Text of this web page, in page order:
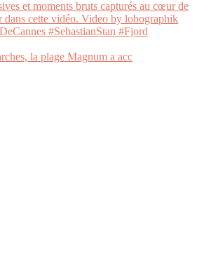
la plage Magnum a acc